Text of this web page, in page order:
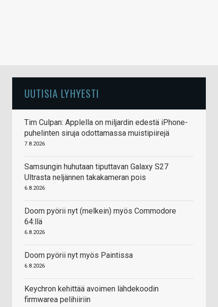
UUTISIA LYHYESTI
Tim Culpan: Applella on miljardin edestä iPhone-
puhelinten siruja odottamassa muistipiirejä
7.8.2026
Samsungin huhutaan tiputtavan Galaxy S27
Ultrasta neljännen takakameran pois
6.8.2026
Doom pyörii nyt (melkein) myös Commodore
64:llä
6.8.2026
Doom pyörii nyt myös Paintissa
6.8.2026
Keychron kehittää avoimen lähdekoodin
firmwarea pelihiiriin